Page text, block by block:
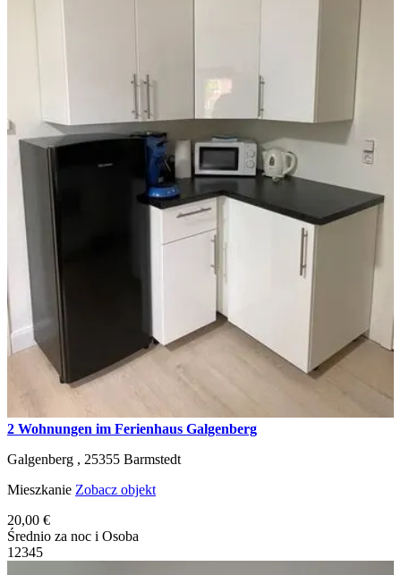
2 Wohnungen im Ferienhaus Galgenberg
Galgenberg , 25355 Barmstedt
Mieszkanie Zobacz objekt
20,00 €
Średnio za noc i Osoba
1 2345